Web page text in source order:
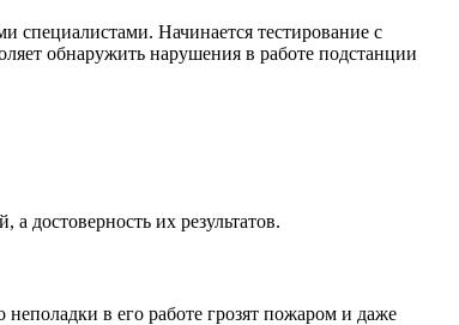
специалистами. Начинается тестирование с
обнаружить нарушения в работе подстанции
достоверность их результатов.
в его работе грозят пожаром и даже